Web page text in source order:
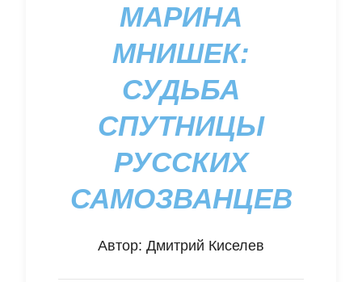
МАРИНА
МНИШЕК:
СУДЬБА
СПУТНИЦЫ
РУССКИХ
САМОЗВАНЦЕВ
Автор: Дмитрий Киселев